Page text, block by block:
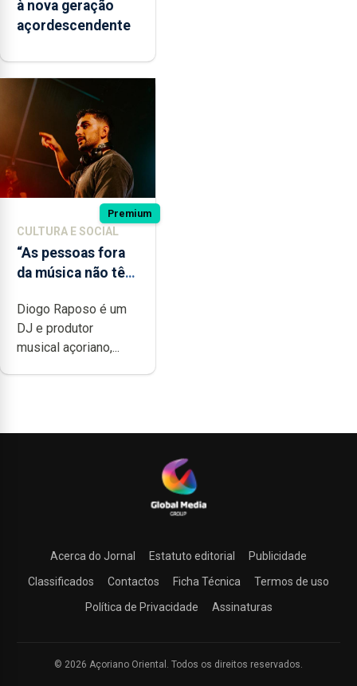
à nova geração
açordescendente
Premium
CULTURA E SOCIAL
“As pessoas fora
da música não têm
difícil é produzir
uma música”
Diogo Raposo é um
DJ e produtor
musical açoriano,...
Acerca do Jornal Estatuto editorial
Publicidade
Classificados
Contactos Ficha Técnica
Termos de uso
Política de Privacidade
Assinaturas
© 2026 Açoriano Oriental. Todos os direitos reservados.